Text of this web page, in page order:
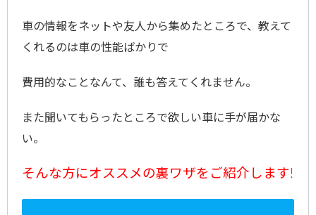
車の情報をネットや友人から集めたところで、教えて
くれるのは車の性能ばかりで
費用的なことなんて、誰も答えてくれません。
また聞いてもらったところで欲しい車に手が届かな
い。
そんな方にオススメの裏ワザをご紹介します!